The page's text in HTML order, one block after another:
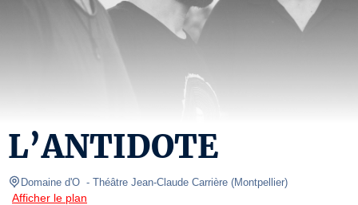
L’ANTIDOTE
Domaine d'O - Théâtre Jean-Claude Carrière (Montpellier)
Afficher le plan